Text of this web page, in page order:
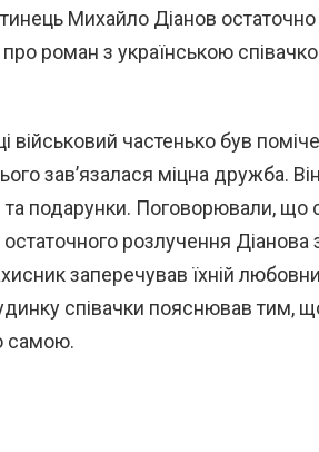
Михайло Діанов остаточно
про роман з українською
військовий частенько був
зав’язалася міцна дружба. Він
та подарунки. Поговорювали, що
розлучення Діанова
заперечував їхній
співачки пояснював тим,
самою.